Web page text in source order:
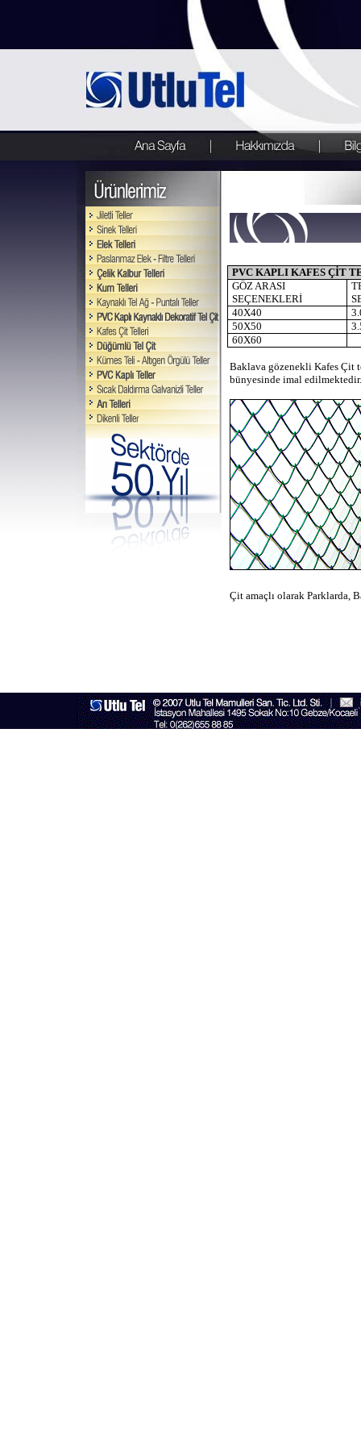
PVC KAPLI KAFES ÇİT
GÖZ ARASI
SEÇENEKLERİ
40X40
50X50
60X60
Baklava gözenekli Kafes Çit
bünyesinde imal
Çit amaçlı olarak Parklarda,